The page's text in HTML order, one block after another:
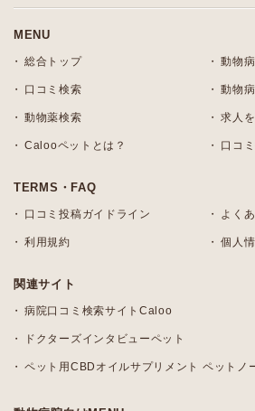
MENU
総合トップ 動物
口コミ検索 動物
動物薬検索 求人
Calooペットとは？ 口コ
TERMS・FAQ
口コミ投稿ガイドライン よく
利用規約 個人
関連サイト
病院口コミ検索サイトCaloo
ドクターズインタビューペット
ペット用CBDオイルサプリメント ペットノ